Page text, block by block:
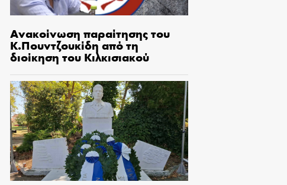
Ανακοίνωση παραίτησης του
Κ.Πουντζουκίδη από τη
διοίκηση του Κιλκισιακού